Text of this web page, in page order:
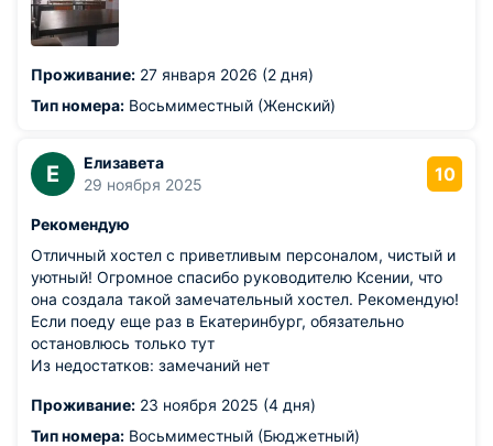
Проживание: 27 января 2026 (2 дня)
Тип номера: Восьмиместный (Женский)
Е
Елизавета
29 ноября 2025
10
Рекомендую
Отличный хостел с приветливым персоналом, чистый и
уютный! Огромное спасибо руководителю Ксении, что
она создала такой замечательный хостел. Рекомендую!
Если поеду еще раз в Екатеринбург, обязательно
остановлюсь только тут
Из недостатков: замечаний нет
Проживание: 23 ноября 2025 (4 дня)
Тип номера: Восьмиместный (Бюджетный)